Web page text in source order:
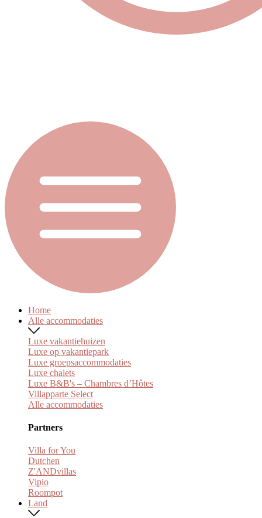
Home
Alle accommodaties
Luxe vakantiehuizen
Luxe op vakantiepark
Luxe groepsaccommodaties
Luxe chalets
Luxe B&B's – Chambres d’Hôtes
Villapparte Select
Alle accommodaties
Partners
Villa for You
Dutchen
Z'ANDvillas
Vipio
Roompot
Land